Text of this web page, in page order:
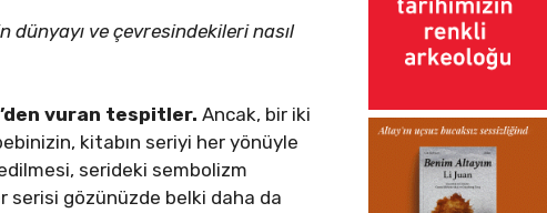
dünyayı ve çevresindekileri nasıl
vuran tespitler.Ancak, bir iki
kitabın seriyi her yönüyle
serideki sembolizm
serisi gözünüzde belki daha da